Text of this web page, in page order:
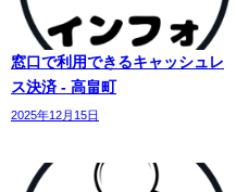
窓口で利用できるキャッシュレ
ス決済 - 高畠町
2025年12月15日